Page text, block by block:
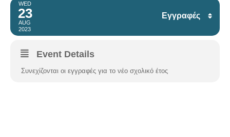
2023
WED
23
AUG
Εγγραφές
Event Details
Συνεχίζονται οι εγγραφές για το νέο σχολικό έτος